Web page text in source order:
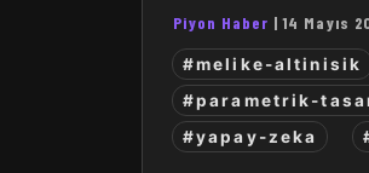
Piyon Haber |14 Mayıs
#melike-altinisik
#parametrik-
#yapay-zeka